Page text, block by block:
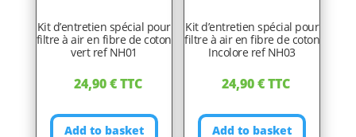
Kit d’entretien spécial pour
filtre à air en fibre de coton
vert ref NH01
24,90€TTC
Add to basket
Kit d’entretien spécial pour
filtre à air en fibre de coton
Incolore ref NH03
24,90€TTC
Add to basket